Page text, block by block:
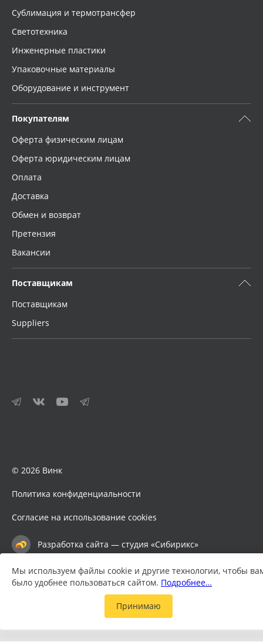
Баннер
Заготовки для сувениров
Серия
Сбросить фильтр
Сублимация и термотрансфер
Светотехника
Инженерные пластики
Упаковочные материалы
Оборудование и инструмент
Покупателям
Оферта физическим лицам
Оферта юридическим лицам
Оплата
Доставка
Обмен и возврат
Претензия
Вакансии
Поставщикам
Поставщикам
Suppliers
© 2026 Винк
Политика конфиденциальности
Согласие на использование cookies
Разработка сайта — студия «Сибирикс»
Мы используем файлы cookie и другие технологии, чтобы
было удобнее пользоваться сайтом. Подробнее…
Принимаю